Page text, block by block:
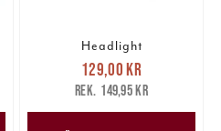
Headlight
Nuvarande pris
129,00 krTidigare pris
149,95 kr
129,00 kr
149,95 kr